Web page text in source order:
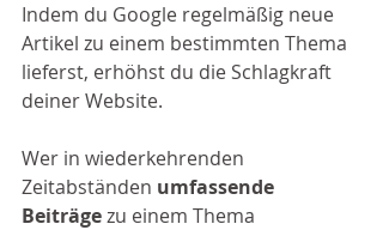
Indem du Google regelmäßig neue
Artikel zu einem bestimmten Thema
lieferst, erhöhst du die Schlagkraft
deiner Website.
Wer in wiederkehrenden
Zeitabständen umfassende
Beiträge zu einem Thema